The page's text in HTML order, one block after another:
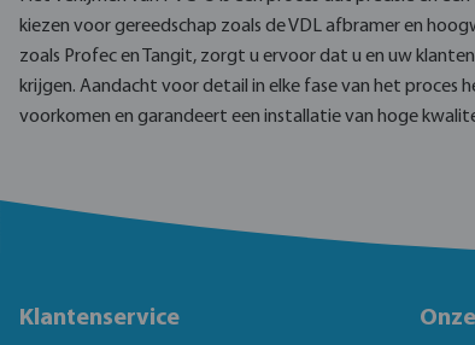
kiezen voor gereedschap zoals de VDL afbramer en
zoals Profec en Tangit, zorgt u ervoor dat u en uw
krijgen. Aandacht voor detail in elke fase van het proces
voorkomen en garandeert een installatie van hoge
Klantenservice